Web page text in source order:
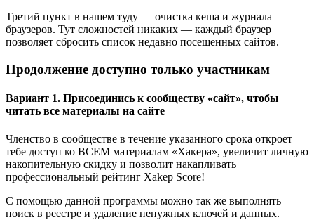
Третий пункт в нашем туду — очистка кеша и журнала
браузеров. Тут сложностей никаких — каждый браузер
позволяет сбросить список недавно посещенных сайтов.
Продолжение доступно только участникам
Вариант 1. Присоединись к сообществу «сайт», чтобы
читать все материалы на сайте
Членство в сообществе в течение указанного срока откроет
тебе доступ ко ВСЕМ материалам «Хакера», увеличит личную
накопительную скидку и позволит накапливать
профессиональный рейтинг Xakep Score!
С помощью данной программы можно так же выполнять
поиск в реестре и удаление ненужных ключей и данных.